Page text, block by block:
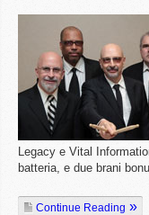
Legacy e Vital
batteria, e due brani
Continue Reading